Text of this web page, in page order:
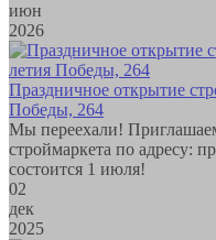
июн
2026
Праздничное открытие
Победы, 264
Мы переехали!
строймаркета по адресу:
состоится 1 июля!
02
дек
2025